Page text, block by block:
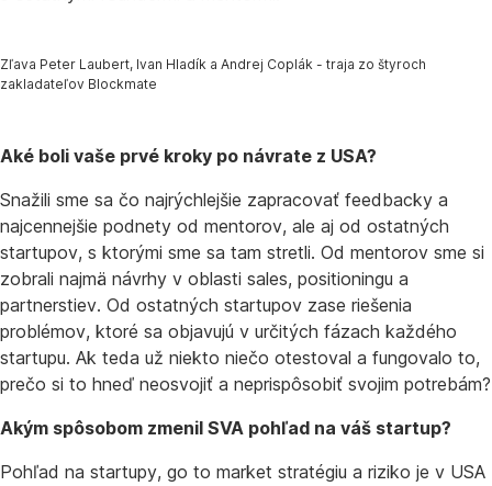
Zľava Peter Laubert, Ivan Hladík a Andrej Coplák - traja zo štyroch
zakladateľov Blockmate
Aké boli vaše prvé kroky po návrate z USA?
Snažili sme sa čo najrýchlejšie zapracovať feedbacky a
najcennejšie podnety od mentorov, ale aj od ostatných
startupov, s ktorými sme sa tam stretli. Od mentorov sme si
zobrali najmä návrhy v oblasti sales, positioningu a
partnerstiev. Od ostatných startupov zase riešenia
problémov, ktoré sa objavujú v určitých fázach každého
startupu. Ak teda už niekto niečo otestoval a fungovalo to,
prečo si to hneď neosvojiť a neprispôsobiť svojim potrebám?
Akým spôsobom zmenil SVA pohľad na váš startup?
Pohľad na startupy, go to market stratégiu a riziko je v USA